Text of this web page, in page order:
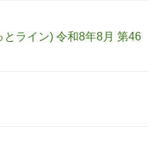
ライン) 令和8年8月 第46